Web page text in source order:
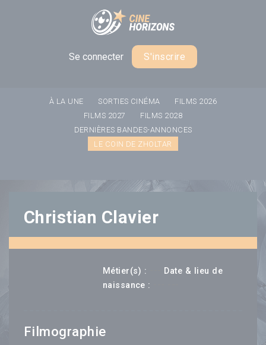
Se connecter S'inscrire
À LA UNE SORTIES CINÉMA
FILMS 2026
FILMS 2027
FILMS 2028
DERNIÈRES BANDES-ANNONCES
LE COIN DE ZHOLTAR
Christian Clavier
Métier(s) :
Date & lieu de
naissance :
Filmographie
Panneau de gestion des cookies